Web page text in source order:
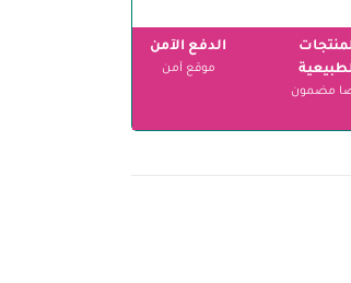
مضمون
الدفع الآمن
موقع آمن